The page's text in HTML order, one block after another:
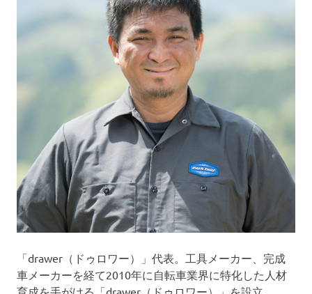
「drawer（ドゥロワー）」代表。工具メーカー、完成
車メーカーを経て2010年に自転車業界に特化した人材
育成を手がける「drawer（ドゥロワー）」を設立。